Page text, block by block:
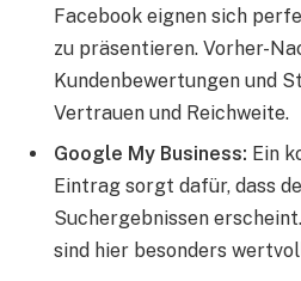
Facebook eignen sich
zu präsentieren. Vorher-
Kundenbewertungen und
Vertrauen und Reichweite.
Google My Business: Ein
Eintrag sorgt dafür, dass
Suchergebnissen
sind hier besonders